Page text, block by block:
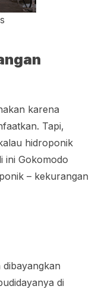
karena
Tapi,
hidroponik
ini Gokomodo
– kekurangan
di